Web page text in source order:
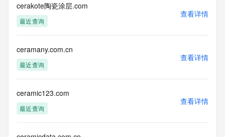
cerakote陶瓷涂层.com
最近查询
查看详情
ceramany.com.cn
最近查询
查看详情
ceramic123.com
最近查询
查看详情